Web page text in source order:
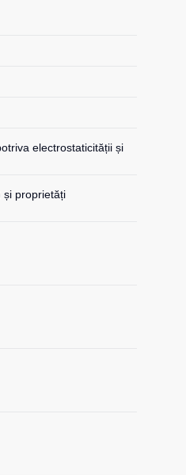
electrostaticității și
și proprietăți